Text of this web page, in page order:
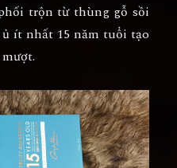
trộn từ thùng gỗ sồi
ít nhất 15 năm tuổi tạo